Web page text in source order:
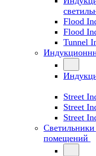
Flood
Flood
Tunnel
Street
Street
Street
помещений